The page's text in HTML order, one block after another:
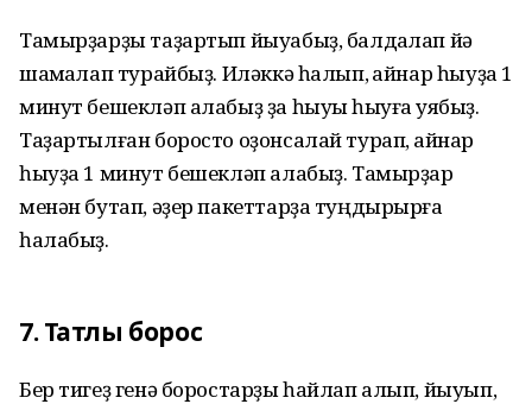
Тамырҙарҙы таҙартып йыуабыҙ, балдаҡлап йә
шаҡмаҡлап турайбыҙ. Иләккә һалып, ҡайнар һыуҙа 1
минут бешекләп алабыҙ ҙа һыуыҡ һыуға ҡуябыҙ.
Таҙартылған боросто оҙонсалай турап, ҡайнар
һыуҙа 1 минут бешекләп алабыҙ. Тамырҙар
менән бутап, әҙер пакеттарҙа туңдырырға
һалабыҙ.
7. Татлы борос
Бер тигеҙ генә боростарҙы һайлап алып, йыуып,